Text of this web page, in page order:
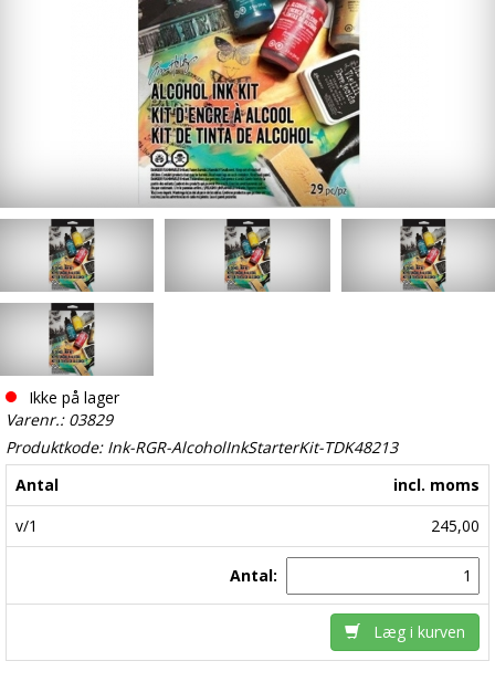
Ikke på lager
Varenr.: 03829
Produktkode: Ink-RGR-AlcoholInkStarterKit-TDK48213
Antal
incl. moms
v/1
245,00
Antal:
Læg i kurven